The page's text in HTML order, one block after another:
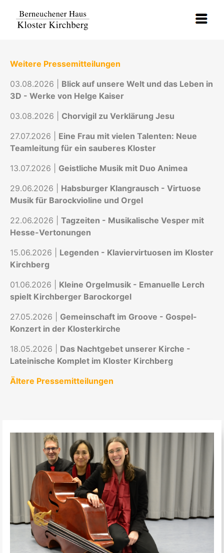
Weitere Pressemitteilungen
03.08.2026 | Blick auf unsere Welt und das Leben in
3D - Werke von Helge Kaiser
03.08.2026 | Chorvigil zu Verklärung Jesu
27.07.2026 | Eine Frau mit vielen Talenten: Neue
Teamleitung für ein sauberes Kloster
13.07.2026 | Geistliche Musik mit Duo Animea
29.06.2026 | Habsburger Klangrausch - Virtuose
Musik für Barockvioline und Orgel
22.06.2026 | Tagzeiten - Musikalische Vesper mit
Hesse-Vertonungen
15.06.2026 | Legenden - Klaviervirtuosen im Kloster
Kirchberg
01.06.2026 | Kleine Orgelmusik - Emanuelle Lerch
spielt Kirchberger Barockorgel
27.05.2026 | Gemeinschaft im Groove - Gospel-
Konzert in der Klosterkirche
18.05.2026 | Das Nachtgebet unserer Kirche -
Lateinische Komplet im Kloster Kirchberg
Ältere Pressemitteilungen